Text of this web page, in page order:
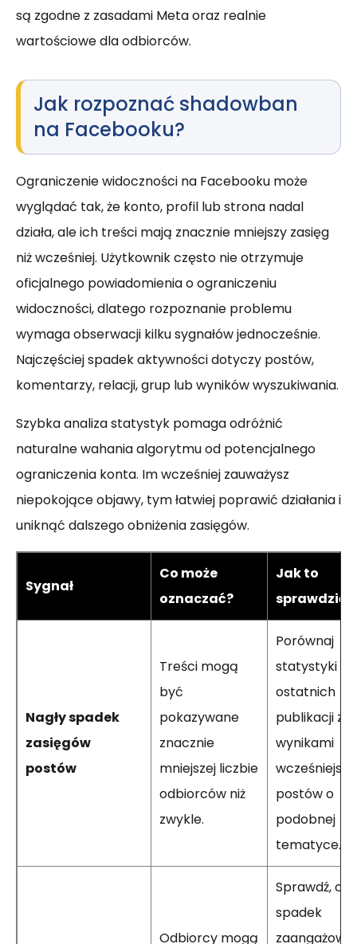
są zgodne z zasadami Meta oraz realnie
wartościowe dla odbiorców.
Jak rozpoznać shadowban
na Facebooku?
Ograniczenie widoczności na Facebooku może
wyglądać tak, że konto, profil lub strona nadal
działa, ale ich treści mają znacznie mniejszy zasięg
niż wcześniej. Użytkownik często nie otrzymuje
oficjalnego powiadomienia o ograniczeniu
widoczności, dlatego rozpoznanie problemu
wymaga obserwacji kilku sygnałów jednocześnie.
Najczęściej spadek aktywności dotyczy postów,
komentarzy, relacji, grup lub wyników wyszukiwania.
Szybka analiza statystyk pomaga odróżnić
naturalne wahania algorytmu od potencjalnego
ograniczenia konta. Im wcześniej zauważysz
niepokojące objawy, tym łatwiej poprawić działania i
uniknąć dalszego obniżenia zasięgów.
Sygnał
Co może
oznaczać?
Jak to
sprawdzić?
Nagły spadek
zasięgów
postów
Treści mogą
być
pokazywane
znacznie
mniejszej liczbie
odbiorców niż
zwykle.
Porównaj
statystyki
ostatnich
publikacji z
wynikami
postów o
podobnej
tematyce.
Odbiorcy mogą
Sprawdź, czy
spadek